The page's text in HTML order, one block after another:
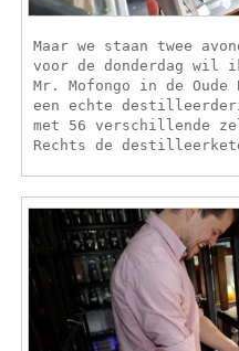
Maar we staan twee
voor de donderdag wil
Mr. Mofongo in de
een echte
met 56 verschillende
Rechts de